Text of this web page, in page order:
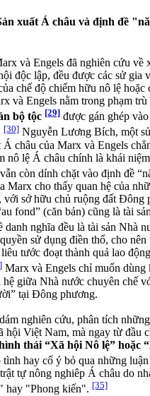
xuất Á châu và định đề
và Engels đã nghiên cứu
độc lập, đều được các sử gia
chế độ chiếm hữu nô lệ
và Engels nằm trong phạm
bộ tộc [29] được gán ghép
[30] Nguyễn Lương Bích, một
châu của Marx và Engels
nô lệ Á châu chính là khái
còn dính chặt vào định đề
Marx cho thấy quan hệ của
với sở hữu chủ ruộng đất Đông
fond” (căn bản) cũng là tài
danh nghĩa đều là tài sản Nhà
sử dụng điền thổ, cho nên
tước đoạt thành quả lao
Marx và Engels chỉ muốn
hệ giữa Nhà nước chuyên chế
tại Đông phương.
nghiên cứu, phân tích
hội Việt Nam, mà ngay từ đầu
thái “Xã hội Nô lệ” hoặc
hay cố ý bỏ qua những
tự nông nghiêp Á châu do
hay "Phong kiến". [35]